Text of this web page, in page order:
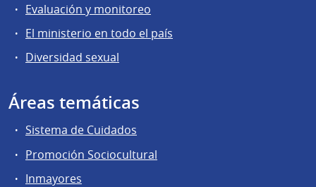
Evaluación y monitoreo
El ministerio en todo el país
Diversidad sexual
Áreas temáticas
Sistema de Cuidados
Promoción Sociocultural
Inmayores